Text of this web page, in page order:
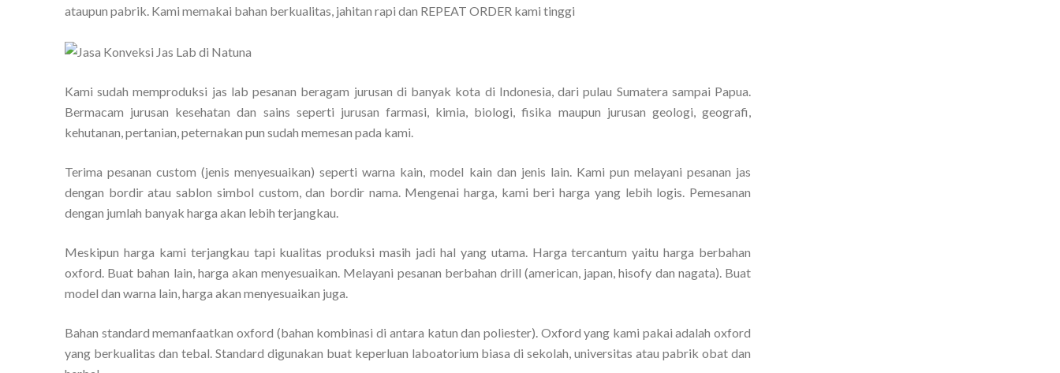
ataupun pabrik. Kami memakai bahan berkualitas, jahitan rapi dan REPEAT ORDER kami tinggi
Kami sudah memproduksi jas lab pesanan beragam jurusan di banyak kota di Indonesia, dari pulau Sumatera sampai Papua.
Bermacam jurusan kesehatan dan sains seperti jurusan farmasi, kimia, biologi, fisika maupun jurusan geologi, geografi,
kehutanan, pertanian, peternakan pun sudah memesan pada kami.
Terima pesanan custom (jenis menyesuaikan) seperti warna kain, model kain dan jenis lain. Kami pun melayani pesanan jas
dengan bordir atau sablon simbol custom, dan bordir nama. Mengenai harga, kami beri harga yang lebih logis. Pemesanan
dengan jumlah banyak harga akan lebih terjangkau.
Meskipun harga kami terjangkau tapi kualitas produksi masih jadi hal yang utama. Harga tercantum yaitu harga berbahan
oxford. Buat bahan lain, harga akan menyesuaikan. Melayani pesanan berbahan drill (american, japan, hisofy dan nagata). Buat
model dan warna lain, harga akan menyesuaikan juga.
Bahan standard memanfaatkan oxford (bahan kombinasi di antara katun dan poliester). Oxford yang kami pakai adalah oxford
yang berkualitas dan tebal. Standard digunakan buat keperluan laboatorium biasa di sekolah, universitas atau pabrik obat dan